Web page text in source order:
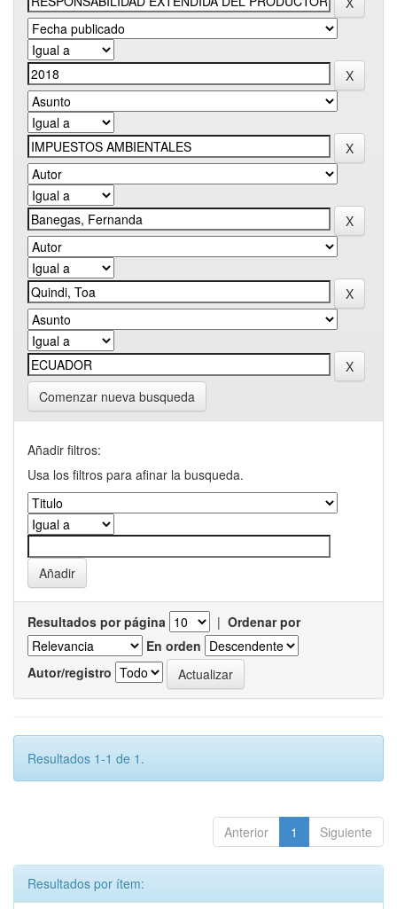
Comenzar nueva busqueda
Añadir filtros:
Usa los filtros para afinar la busqueda.
Resultados por página | Ordenar por
En orden
Autor/registro
Resultados 1-1 de 1.
Anterior 1 Siguiente
Resultados por ítem: